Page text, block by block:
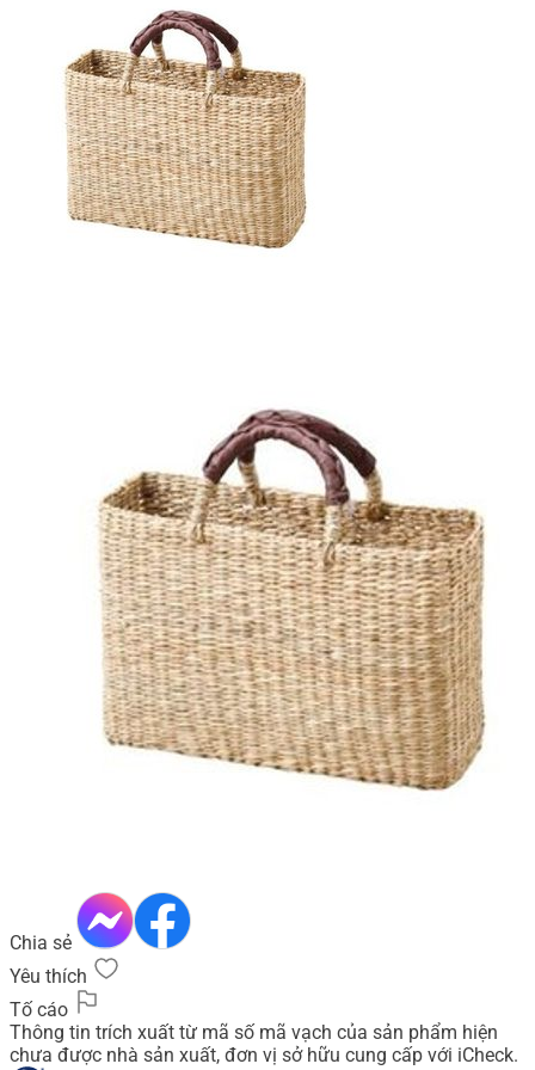
Chia sẻ
Yêu thích
Tố cáo
Thông tin trích xuất từ mã số mã vạch của sản phẩm hiện
chưa được nhà sản xuất, đơn vị sở hữu cung cấp với iCheck.